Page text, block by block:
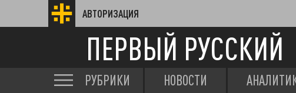
АВТОРИЗАЦИЯ
ПЕРВЫЙ РУССКИЙ
РУБРИКИ НОВОСТИ